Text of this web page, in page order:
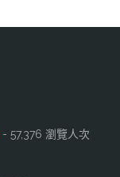
- 57,376 瀏覽人次